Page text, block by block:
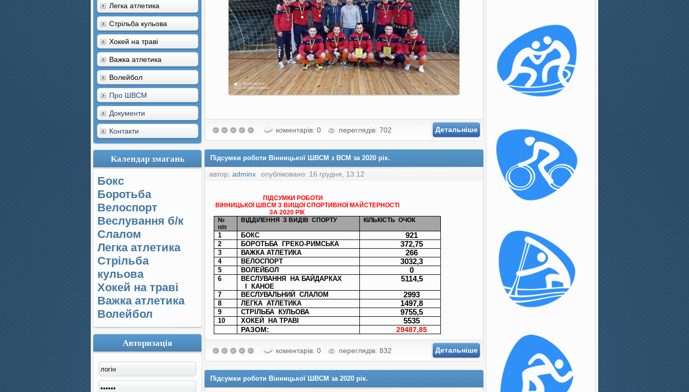
Легка атлетика
Стрільба кульова
Хокей на траві
Важка атлетика
Волейбол
Про ШВСМ
Документи
Контакти
Календар змагань
Бокс
Боротьба
Велоспорт
Веслування б/к
Cлалом
Легка атлетика
Стрільба
кульова
Хокей на траві
Важка атлетика
Волейбол
Авторизація
коментарів: 0 переглядів: 702 Детальніше
Підсумки роботи Вінницької ШВСМ з ВСМ за 2020 рік.
автор: adminx опубліковано: 16 грудня, 13:12
ПІДСУМКИ РОБОТИ
ВІННИЦЬКОЇ ШВСМ З ВИЩОЇ СПОРТИВНОЇ МАЙСТЕРНОСТІ
ЗА 2020 РІ К
№
п/п
ВІДДІЛЕННЯ З ВИДІВ СПОРТУ КІЛЬКІСТЬ ОЧОК
1 БОКС 921
2 БОРОТЬБА ГРЕКО-РИМСЬКА 372,75
3 ВАЖКА АТЛЕТИКА 266
4 ВЕЛОСПОРТ 3032,3
5 ВОЛЕЙБОЛ 0
6 ВЕСЛУВАННЯ
НА БАЙДАРКАХ
КАНОЕ
5114,5
7 ВЕСЛУВАЛЬНИЙ СЛАЛОМ 2993
8 ЛЕГКА АТЛЕТИКА 1497,8
9 СТРІЛЬБА КУЛЬОВА 9755,5
10 ХОКЕЙ НА ТРАВІ
5535
РАЗОМ:
29487,85
коментарів: 0 переглядів: 832 Детальніше
Підсумки роботи Вінницької ШВСМ за 2020 рік.